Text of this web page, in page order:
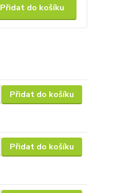
Přidat do košíku
Přidat do košíku
Přidat do košíku